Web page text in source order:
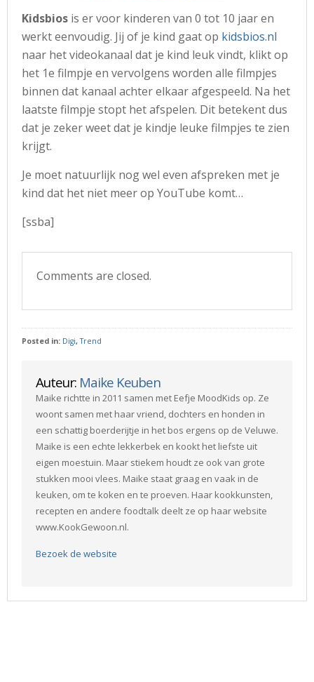
Kidsbios is er voor kinderen van 0 tot 10 jaar en
werkt eenvoudig. Jij of je kind gaat op kidsbios.nl
naar het videokanaal dat je kind leuk vindt, klikt op
het 1e filmpje en vervolgens worden alle filmpjes
binnen dat kanaal achter elkaar afgespeeld. Na het
laatste filmpje stopt het afspelen. Dit betekent dus
dat je zeker weet dat je kindje leuke filmpjes te zien
krijgt.
Je moet natuurlijk nog wel even afspreken met je
kind dat het niet meer op YouTube komt…
[ssba]
Comments are closed.
Posted in: Digi,Trend
Auteur: Maike Keuben
Maike richtte in 2011 samen met Eefje MoodKids op. Ze
woont samen met haar vriend, dochters en honden in
een schattig boerderijtje in het bos ergens op de Veluwe.
Maike is een echte lekkerbek en kookt het liefste uit
eigen moestuin. Maar stiekem houdt ze ook van grote
stukken mooi vlees. Maike staat graag en vaak in de
keuken, om te koken en te proeven. Haar kookkunsten,
recepten en andere foodtalk deelt ze op haar website
www.KookGewoon.nl.
Bezoek de website